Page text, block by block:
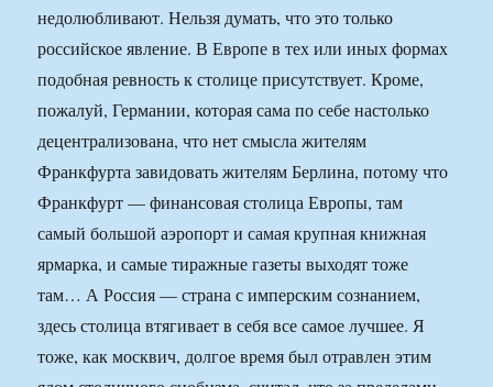
недолюбливают. Нельзя думать, что это только
российское явление. В Европе в тех или иных формах
подобная ревность к столице присутствует. Кроме,
пожалуй, Германии, которая сама по себе настолько
децентрализована, что нет смысла жителям
Франкфурта завидовать жителям Берлина, потому что
Франкфурт — финансовая столица Европы, там
самый большой аэропорт и самая крупная книжная
ярмарка, и самые тиражные газеты выходят тоже
там… А Россия — страна с имперским сознанием,
здесь столица втягивает в себя все самое лучшее. Я
тоже, как москвич, долгое время был отравлен этим